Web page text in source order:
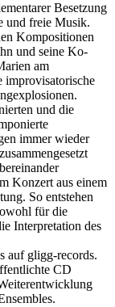
Besetzung
und freie Musik.
Kompositionen
und seine Ko-
am
improvisatorische
und die
immer wieder
Konzert aus einem
So entstehen
für die
Interpretation des
auf gligg-records.
CD